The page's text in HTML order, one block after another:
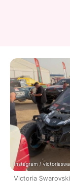
Instagram /
Victoria